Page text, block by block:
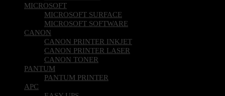
MICROSOFT
MICROSOFT SURFACE
MICROSOFT SOFTWARE
CANON
CANON PRINTER INKJET
CANON PRINTER LASER
CANON TONER
PANTUM
PANTUM PRINTER
APC